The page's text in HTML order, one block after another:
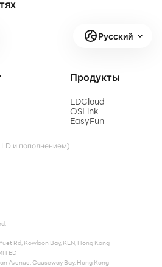
Русский
и пополнением)
Продукты
LDCloud
OSLink
EasyFun
Rd, Kowloon Bay, KLN, Hong Kong
Avenue, Causeway Bay, Hong Kong